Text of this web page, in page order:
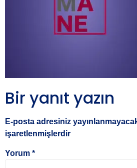
Bir yanıt yazın
E-posta adresiniz
işaretlenmişlerdir
Yorum *